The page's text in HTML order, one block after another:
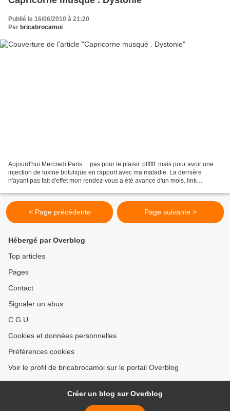
Publié le 16/06/2010 à 21:20
Par bricabrocamoi
Aujourd'hui Mercredi Paris ... pas pour le plaisir..pffffff. mais pour avoir une
injection de toxine botulique en rapport avec ma maladie. La dernière
n'ayant pas fait d'effet mon rendez-vous a été avancé d'un mois. link
< Page précédente Page suivante >
Hébergé par Overblog
Top articles
Pages
Contact
Signaler un abus
C.G.U.
Cookies et données personnelles
Préférences cookies
Voir le profil de bricabrocamoi sur le portail Overblog
Créer un blog sur Overblog